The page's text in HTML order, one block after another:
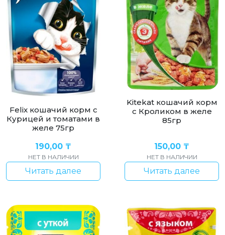
Felix кошачий корм с
Курицей и томатами в
желе 75гр
190,00 ₸
НЕТ В НАЛИЧИИ
Читать далее
Kitekat кошачий корм
с Кроликом в желе
85гр
150,00 ₸
НЕТ В НАЛИЧИИ
Читать далее